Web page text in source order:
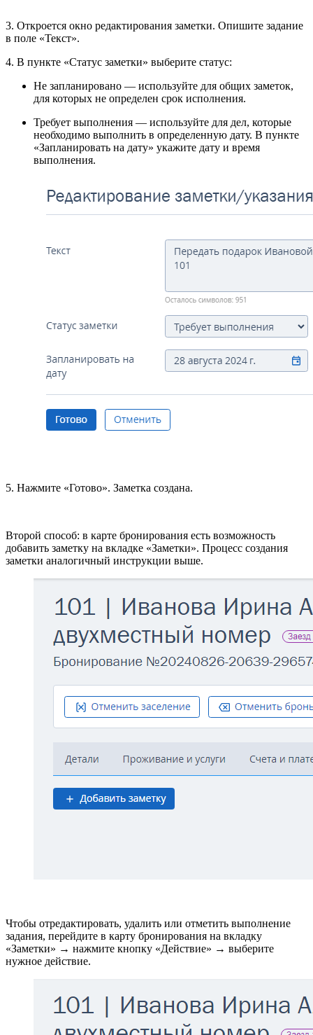
3. Откроется окно редактирования заметки. Опишите задание
в поле «Текст».
4. В пункте «Статус заметки» выберите статус:
Не запланировано — используйте для общих заметок,
для которых не определен срок исполнения.
Требует выполнения — используйте для дел, которые
необходимо выполнить в определенную дату. В пункте
«Запланировать на дату» укажите дату и время
выполнения.
5. Нажмите «Готово». Заметка создана.
Второй способ: в карте бронирования есть возможность
добавить заметку на вкладке «Заметки». Процесс создания
заметки аналогичный инструкции выше.
Чтобы отредактировать, удалить или отметить выполнение
задания, перейдите в карту бронирования на вкладку
«Заметки» → нажмите кнопку «Действие» → выберите
нужное действие.